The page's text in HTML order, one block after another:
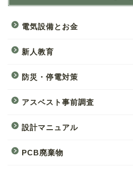
電気設備とお金
新人教育
防災・停電対策
アスベスト事前調査
設計マニュアル
PCB廃棄物